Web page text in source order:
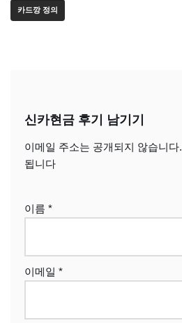
카드깡 정의
신카현금 후기 남기기
이메일 주소는 공개되지 않습니다.
됩니다
이름 *
이메일 *